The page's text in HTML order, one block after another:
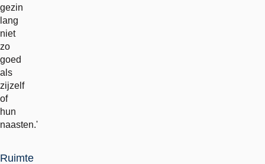
gezin
lang
niet
zo
goed
als
zijzelf
of
hun
naasten.'
Ruimte